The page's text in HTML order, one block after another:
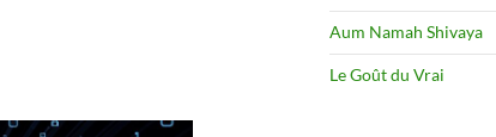
Aum Namah Shivaya
Le Goût du Vrai